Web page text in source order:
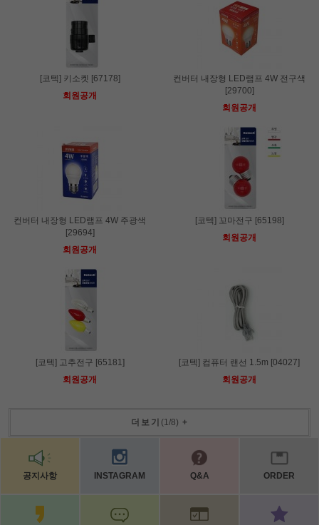
[코텍] 키소켓 [67178]
회원공개
컨버터 내장형 LED램프 4W 전구색
[29700]
회원공개
컨버터 내장형 LED램프 4W 주광색
[29694]
회원공개
[코텍] 꼬마전구 [65198]
회원공개
[코텍] 고추전구 [65181]
회원공개
[코텍] 컴퓨터 랜선 1.5m [04027]
회원공개
더보기 (1/8) +
공지사항 INSTAGRAM Q&A ORDER